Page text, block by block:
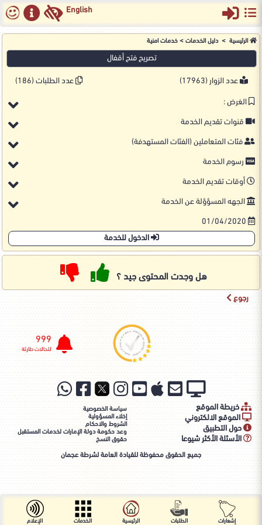
English
الرئيسية >دليل الخدمات > خدمات امنية
تصريح فتح أقفال
عدد الزوار (17963) عدد الطلبات (186)
الغرض :
قنوات تقديم الخدمة
فئات المتعاملين (الفئات المستهدفة)
رسوم الخدمة
أوقات تقديم الخدمة
الجهه المسؤؤلة عن الخدمة
الدخول للخدمة
هل وجدت المحتوى جيد ؟
رجوع
إشعارات الطلبات الرئيسية الخدمات الإعلام
999
للحالات طارئة
خريطة الموقع
الموقع الالكتروني
حول التطبيق
الأسئلة الأكثر شيوعا
سياسة الخصوصية
إخلاء المسؤولية
الشروط والاحكام
وعد حكومة دولة الإمارات لخدمات المستقبل
حقوق النسخ
جميع الحقوق محفوظة للقيادة العامة لشرطة عجمان